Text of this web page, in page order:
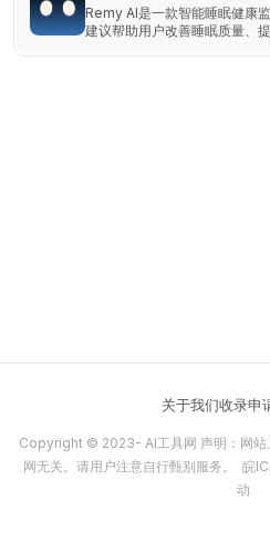
Remy AI是一款智能睡眠健康
建议帮助用户改善睡眠质量、
关于我们收录申
Copyright © 2023- AI工具网 声明：网
网无关。请用户注意自行甄别服务。 皖
动